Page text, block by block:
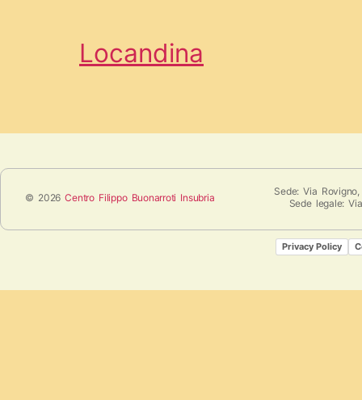
Locandina
© 2026Centro Filippo Buonarroti Insubria
Sede: Via
Sede legale:
Privacy Policy